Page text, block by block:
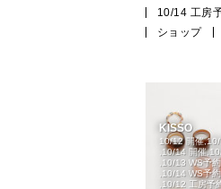
10/14 工房
ショップ
KISSO
10/12 開催
10/14 開催
10/13 WS予
10/14 WS予
10/12 工房予